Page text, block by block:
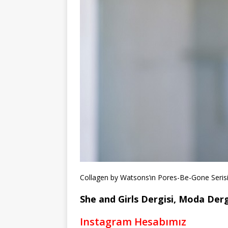
Collagen by Watsons’ın Pores-Be-Gone
She and Girls Dergisi, Moda
Instagram Hesabımız